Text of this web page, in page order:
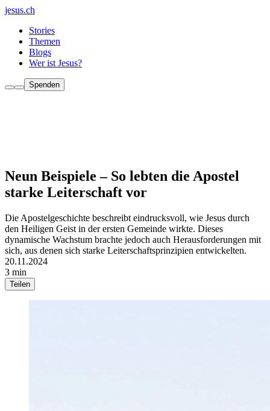
jesus.ch
Stories
Themen
Blogs
Wer ist Jesus?
Spenden
Neun Beispiele – So lebten die Apostel
starke Leiterschaft vor
Die Apostelgeschichte beschreibt eindrucksvoll, wie Jesus durch
den Heiligen Geist in der ersten Gemeinde wirkte. Dieses
dynamische Wachstum brachte jedoch auch Herausforderungen mit
sich, aus denen sich starke Leiterschaftsprinzipien entwickelten.
20.11.2024
3 min
Teilen